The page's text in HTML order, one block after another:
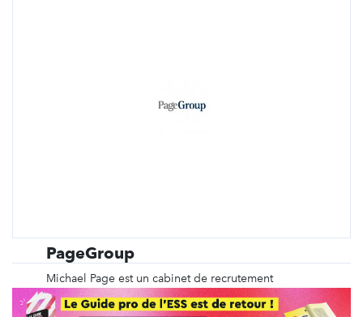
PageGroup
Michael Page est un cabinet de recrutement
spécialisé depuis plus de 40 ans dans le
recrutement en CDI, en intérim, en management de